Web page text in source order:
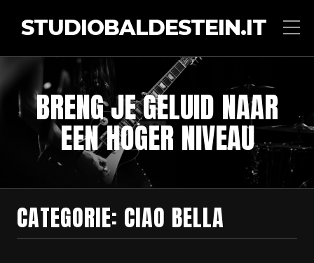
STUDIOBALDESTEIN.IT
BRENG JE GELUID NAAR
EEN HOGER NIVEAU
CATEGORIE: CIAO BELLA